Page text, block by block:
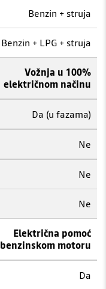
Benzin + struja
Benzin + LPG + struja
Vožnja u 100%
električnom načinu
Da (u fazama)
Ne
Ne
Ne
Električna pomoć
benzinskom motoru
Da